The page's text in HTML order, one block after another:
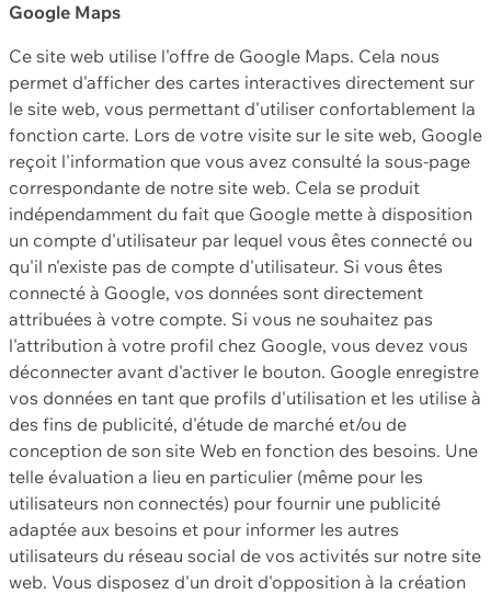
Google Maps
Ce site web utilise l'offre de Google Maps. Cela nous
permet d'afficher des cartes interactives directement sur
le site web, vous permettant d'utiliser confortablement la
fonction carte. Lors de votre visite sur le site web, Google
reçoit l'information que vous avez consulté la sous-page
correspondante de notre site web. Cela se produit
indépendamment du fait que Google mette à disposition
un compte d'utilisateur par lequel vous êtes connecté ou
qu'il n'existe pas de compte d'utilisateur. Si vous êtes
connecté à Google, vos données sont directement
attribuées à votre compte. Si vous ne souhaitez pas
l'attribution à votre profil chez Google, vous devez vous
déconnecter avant d'activer le bouton. Google enregistre
vos données en tant que profils d'utilisation et les utilise à
des fins de publicité, d'étude de marché et/ou de
conception de son site Web en fonction des besoins. Une
telle évaluation a lieu en particulier (même pour les
utilisateurs non connectés) pour fournir une publicité
adaptée aux besoins et pour informer les autres
utilisateurs du réseau social de vos activités sur notre site
web. Vous disposez d'un droit d'opposition à la création